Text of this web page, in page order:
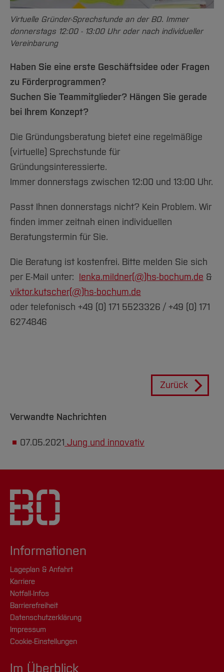
Arbeiten im FB G
Forschung und Projekte
International
Team
Studiengänge
Studieninteressierte
Aktuelles
Studium
Fachgruppen
International
Team
Service
Amtliche Bekanntmachungen
Notfall-Infos
BO Shop
Familiengerechte Hochschule
Gleichstellung
Diskriminierungsfreie Hochschule
Hochschulbibliothek
Hochschulkommunikation
International Office
qed-Stiftung
Zentrale Studienberatung
Virtuelle Gründer-Sprechstunde an der BO. Immer
donnerstags 12:00 - 13:00 Uhr oder nach individueller
Vereinbarung
Haben Sie eine erste Geschäftsidee oder Fragen
zu Förderprogrammen?
Suchen Sie Teammitglieder? Hängen Sie gerade
bei Ihrem Konzept?
Die Gründungsberatung bietet eine regelmäßige
(virtuelle) Sprechstunde für
Gründungsinteressierte.
Immer donnerstags zwischen 12:00 und 13:00 Uhr.
Passt Ihnen donnerstags nicht? Kein Problem. Wir
finden immer zeitnah einen individuellen
Beratungstermin für Sie.
Die Beratung ist kostenfrei. Bitte melden Sie sich
per E-Mail unter: lenka.mildner(@)hs-bochum.de &
viktor.kutscher(@)hs-bochum.de
oder telefonisch +49 (0) 171 5523326 / +49 (0) 171
6274846
Zurück
Verwandte Nachrichten
07.05.2021 Jung und innovativ
Informationen
Lageplan & Anfahrt
Karriere
Notfall-Infos
Barrierefreiheit
Datenschutzerklärung
Impressum
Cookie-Einstellungen
Im Überblick